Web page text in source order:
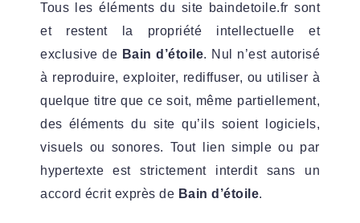
Tous les éléments du site baindetoile.fr sont
et restent la propriété intellectuelle et
exclusive de Bain d’étoile. Nul n’est autorisé
à reproduire, exploiter, rediffuser, ou utiliser à
quelque titre que ce soit, même partiellement,
des éléments du site qu’ils soient logiciels,
visuels ou sonores. Tout lien simple ou par
hypertexte est strictement interdit sans un
accord écrit exprès de Bain d’étoile.